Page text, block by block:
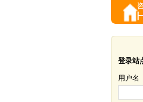
登录站
用户名